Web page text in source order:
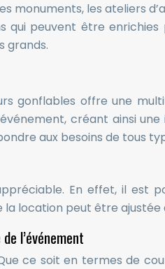
monuments, les ateliers
peuvent être
grands.
gonflables offre une
créant ainsi
aux besoins de tous
En effet, il est
location peut être
l’événement
ce soit en termes de